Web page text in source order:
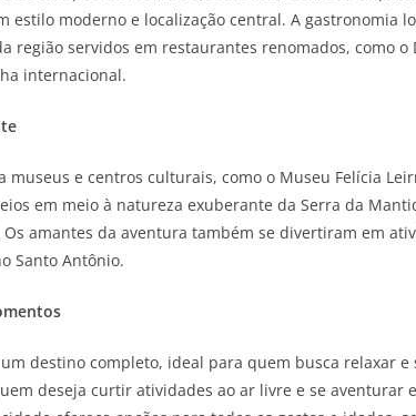
estilo moderno e localização central. A gastronomia
região servidos em restaurantes renomados, como o
internacional.
museus e centros culturais, como o Museu Felícia
em meio à natureza exuberante da Serra da
amantes da aventura também se divertiram em
Santo Antônio.
destino completo, ideal para quem busca relaxar e
deseja curtir atividades ao ar livre e se aventurar